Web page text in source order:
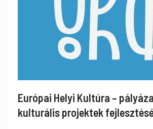
Európai Helyi Kultúra –
kulturális projektek